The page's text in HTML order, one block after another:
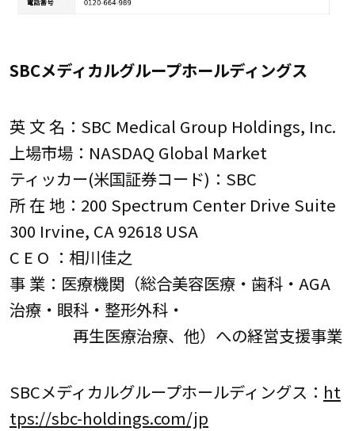
SBCメディカルグループホールディングス
英 文 名：SBC Medical Group Holdings, Inc.
上場市場：NASDAQ Global Market
ティッカー(米国証券コード)：SBC
所 在 地：200 Spectrum Center Drive Suite
300 Irvine, CA 92618 USA
C E O ：相川佳之
事 業：医療機関（総合美容医療・歯科・AGA
治療・眼科・整形外科・
再生医療治療、他）への経営支援事業
SBCメディカルグループホールディングス： ht
tps://sbc-holdings.com/jp